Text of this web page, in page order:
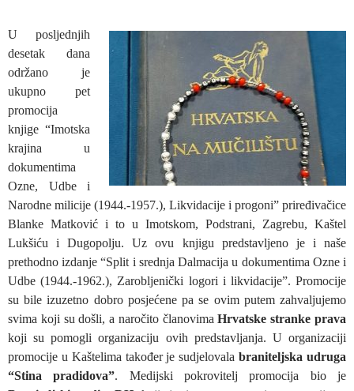
U posljednjih
desetak dana
održano je
ukupno pet
promocija
knjige “Imotska
krajina u
dokumentima
Ozne, Udbe i
Narodne milicije (1944.-1957.), Likvidacije i progoni” priređivačice
Blanke Matković i to u Imotskom, Podstrani, Zagrebu, Kaštel
Lukšiću i Dugopolju. Uz ovu knjigu predstavljeno je i naše
prethodno izdanje “Split i srednja Dalmacija u dokumentima Ozne i
Udbe (1944.-1962.), Zarobljenički logori i likvidacije”. Promocije
su bile izuzetno dobro posjećene pa se ovim putem zahvaljujemo
svima koji su došli, a naročito članovimaHrvatske stranke prava
koji su pomogli organizaciju ovih predstavljanja. U organizaciji
promocije u Kaštelima također je sudjelovalabraniteljska udruga
“Stina pradidova”. Medijski pokrovitelj promocija bio je